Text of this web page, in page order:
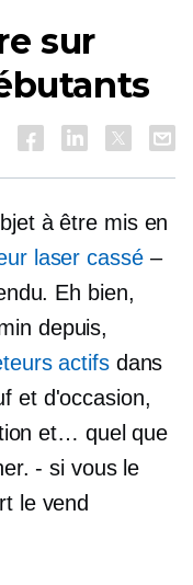
sur
à être mis en
laser cassé–
Eh bien,
depuis,
actifsdans
et d'occasion,
et… quel que
- si vous le
le vend